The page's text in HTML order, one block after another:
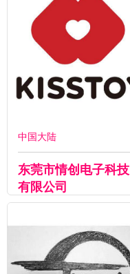
中国大陆
东莞市情创电子科技
有限公司